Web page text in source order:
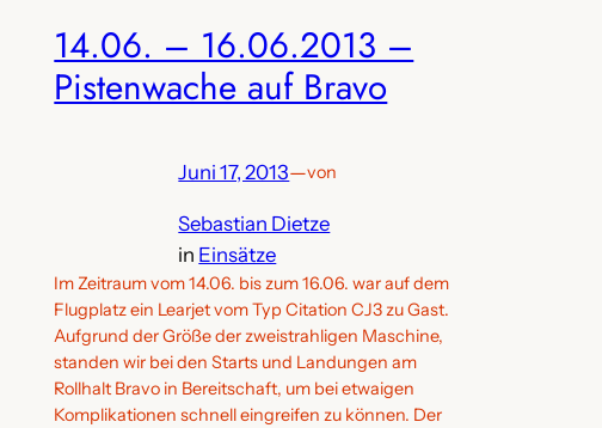
14.06. – 16.06.2013 –
Pistenwache auf Bravo
Juni 17, 2013—von
Sebastian Dietze
in Einsätze
Im Zeitraum vom 14.06. bis zum 16.06. war auf dem
Flugplatz ein Learjet vom Typ Citation CJ3 zu Gast.
Aufgrund der Größe der zweistrahligen Maschine,
standen wir bei den Starts und Landungen am
Rollhalt Bravo in Bereitschaft, um bei etwaigen
Komplikationen schnell eingreifen zu können. Der